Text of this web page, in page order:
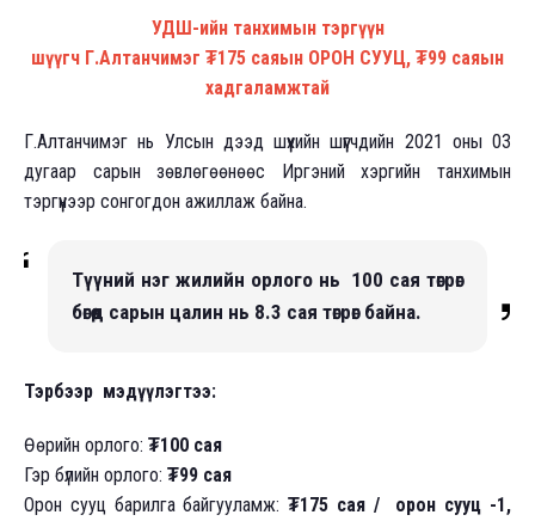
УДШ-ийн танхимын тэргүүн
шүүгч Г.Алтанчимэг ₮175 саяын ОРОН СУУЦ, ₮99 саяын
хадгаламжтай
Г.Алтанчимэг нь Улсын дээд шүүхийн шүүгчдийн 2021 оны 03
дугаар сарын зөвлөгөөнөөс Иргэний хэргийн танхимын
тэргүүнээр сонгогдон ажиллаж байна.
Түүний нэг жилийн орлого нь 100 сая төгрөг
бөгөөд сарын цалин нь 8.3 сая төгрөг байна.
Тэрбээр мэдүүлэгтээ:
Өөрийн орлого: ₮100 сая
Гэр бүлийн орлого: ₮99 сая
Орон сууц барилга байгууламж: ₮175 сая / орон сууц -1,